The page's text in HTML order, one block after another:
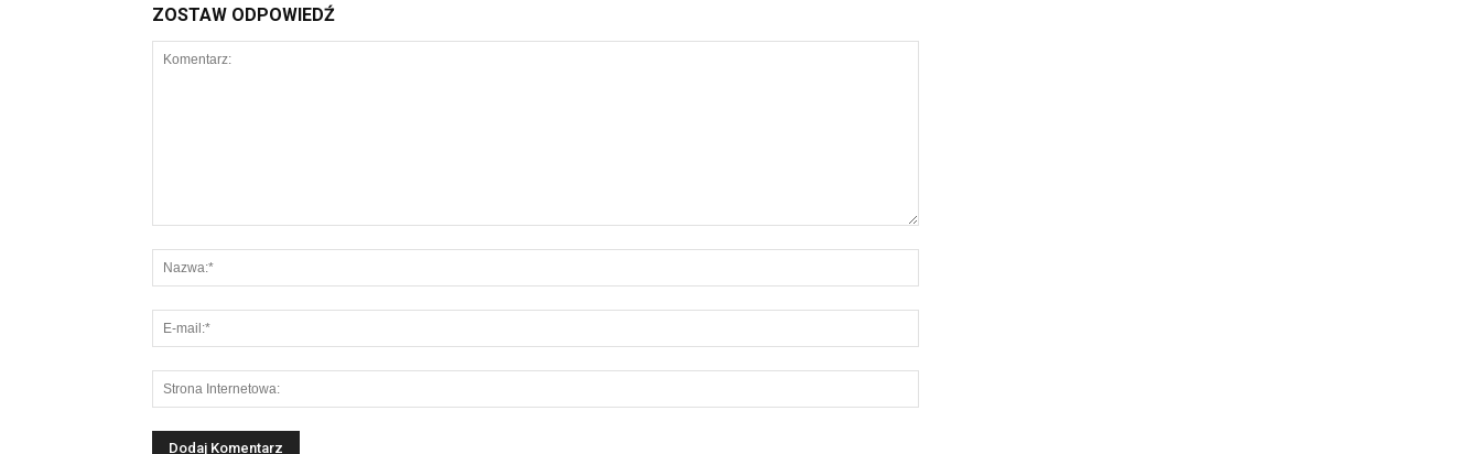
ZOSTAW ODPOWIEDŹ